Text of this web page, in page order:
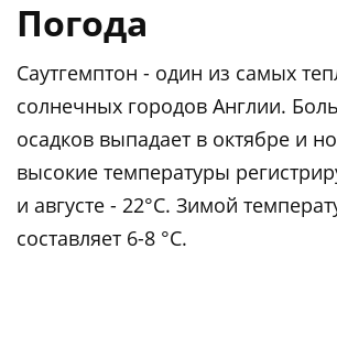
Погода
Саутгемптон - один из самых
солнечных городов Англии.
осадков выпадает в октябре и
высокие температуры
и августе - 22°C. Зимой
составляет 6-8 °C.